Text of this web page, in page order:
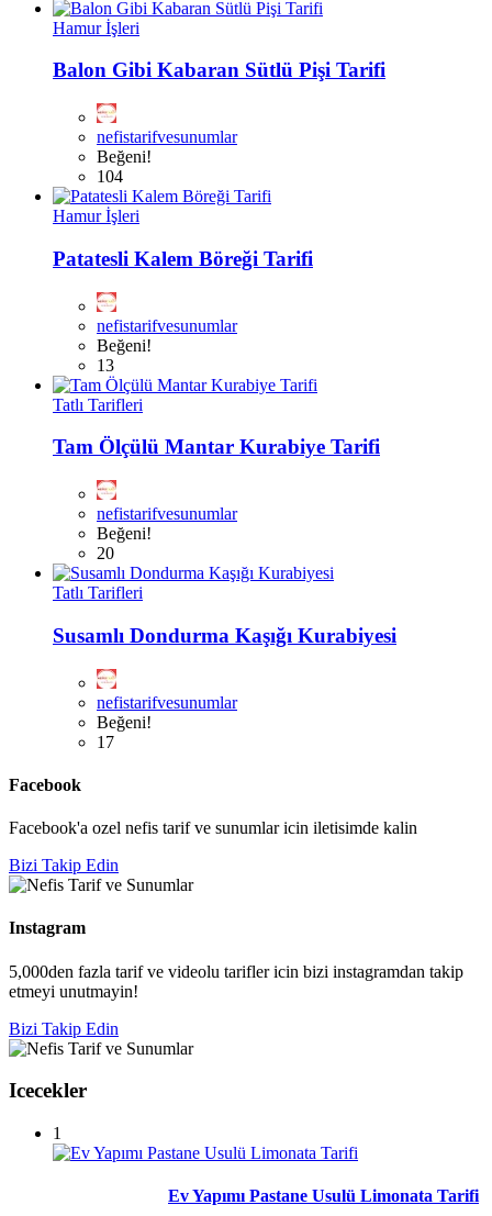
Hamur İşleri
Balon Gibi Kabaran Sütlü Pişi Tarifi
nefistarifvesunumlar
Beğeni!
104
Hamur İşleri
Patatesli Kalem Böreği Tarifi
nefistarifvesunumlar
Beğeni!
13
Tatlı Tarifleri
Tam Ölçülü Mantar Kurabiye Tarifi
nefistarifvesunumlar
Beğeni!
20
Tatlı Tarifleri
Susamlı Dondurma Kaşığı Kurabiyesi
nefistarifvesunumlar
Beğeni!
17
Facebook
Facebook'a ozel nefis tarif ve sunumlar icin iletisimde kalin
Bizi Takip Edin
Instagram
5,000den fazla tarif ve videolu tarifler icin bizi instagramdan takip
etmeyi unutmayin!
Bizi Takip Edin
Icecekler
1
Ev Yapımı Pastane Usulü Limonata Tarifi